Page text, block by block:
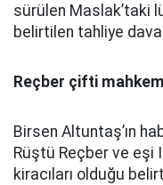
sürülen Maslak’taki
belirtilen tahliye
Reçber çifti
Birsen Altuntaş’ın
Rüştü Reçber ve eşi
kiracıları olduğu